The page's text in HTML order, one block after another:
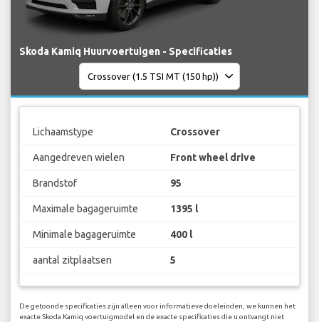
Skoda Kamiq Huurvoertuigen - Specificaties
Lichaamstype Crossover
Aangedreven wielen Front wheel drive
Brandstof 95
Maximale bagageruimte 1395 l
Minimale bagageruimte 400 l
aantal zitplaatsen 5
De getoonde specificaties zijn alleen voor informatieve doeleinden, we kunnen het
exacte Skoda Kamiq voertuigmodel en de exacte specificaties die u ontvangt niet